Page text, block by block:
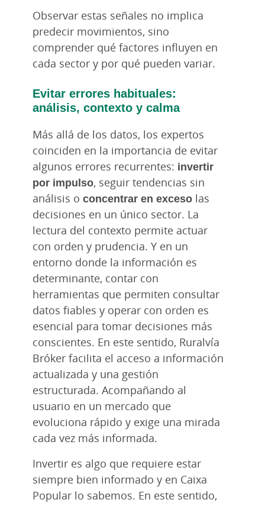
Observar estas señales no implica
predecir movimientos, sino
comprender qué factores influyen en
cada sector y por qué pueden variar.
Evitar errores habituales:
análisis, contexto y calma
Más allá de los datos, los expertos
coinciden en la importancia de evitar
algunos errores recurrentes: invertir
por impulso, seguir tendencias sin
análisis o concentrar en exceso las
decisiones en un único sector. La
lectura del contexto permite actuar
con orden y prudencia. Y en un
entorno donde la información es
determinante, contar con
herramientas que permiten consultar
datos fiables y operar con orden es
esencial para tomar decisiones más
conscientes. En este sentido, Ruralvía
Bróker facilita el acceso a información
actualizada y una gestión
estructurada. Acompañando al
usuario en un mercado que
evoluciona rápido y exige una mirada
cada vez más informada.
Invertir es algo que requiere estar
siempre bien informado y en Caixa
Popular lo sabemos. En este sentido,